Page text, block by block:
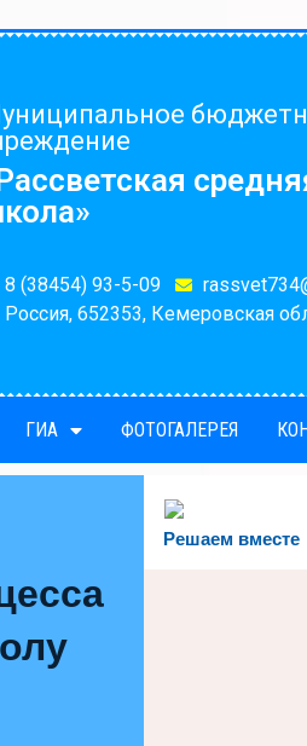
8 (38454) 93-5-09
Россия, 652353, Кемеровская
ГИА ФОТОГАЛЕРЕЯ
Решаем вместе